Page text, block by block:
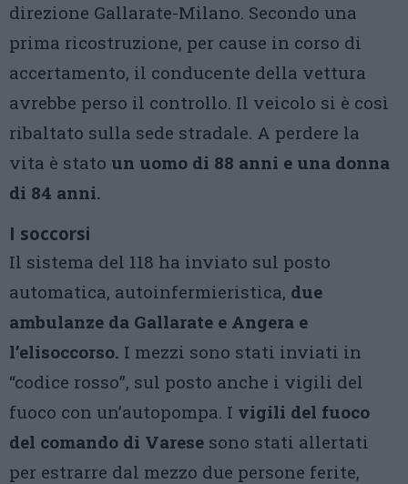
direzione Gallarate-Milano. Secondo una
prima ricostruzione, per cause in corso di
accertamento, il conducente della vettura
avrebbe perso il controllo. Il veicolo si è così
ribaltato sulla sede stradale. A perdere la
vita è stato un uomo di 88 anni e una donna
di 84 anni.
I soccorsi
Il sistema del 118 ha inviato sul posto
automatica, autoinfermieristica, due
ambulanze da Gallarate e Angera e
l’elisoccorso. I mezzi sono stati inviati in
“codice rosso”, sul posto anche i vigili del
fuoco con un’autopompa. I vigili del fuoco
del comando di Varese sono stati allertati
per estrarre dal mezzo due persone ferite,